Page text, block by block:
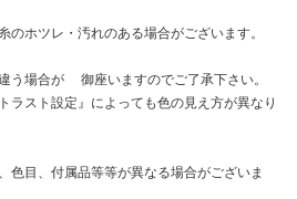
ホツレ・汚れのある場合がございます。
う場合が 御座いますのでご了承下さい。
ラスト設定』によっても色の見え方が異なり
色目、付属品等等が異なる場合がございま